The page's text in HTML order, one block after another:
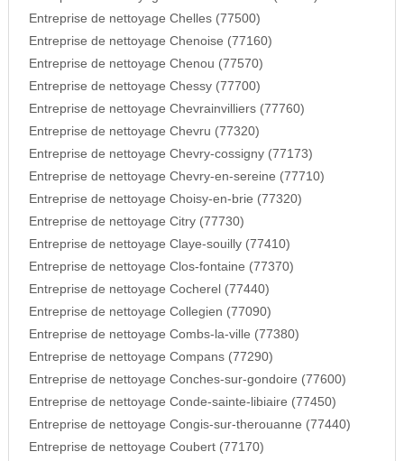
Entreprise de nettoyage Chelles (77500)
Entreprise de nettoyage Chenoise (77160)
Entreprise de nettoyage Chenou (77570)
Entreprise de nettoyage Chessy (77700)
Entreprise de nettoyage Chevrainvilliers (77760)
Entreprise de nettoyage Chevru (77320)
Entreprise de nettoyage Chevry-cossigny (77173)
Entreprise de nettoyage Chevry-en-sereine (77710)
Entreprise de nettoyage Choisy-en-brie (77320)
Entreprise de nettoyage Citry (77730)
Entreprise de nettoyage Claye-souilly (77410)
Entreprise de nettoyage Clos-fontaine (77370)
Entreprise de nettoyage Cocherel (77440)
Entreprise de nettoyage Collegien (77090)
Entreprise de nettoyage Combs-la-ville (77380)
Entreprise de nettoyage Compans (77290)
Entreprise de nettoyage Conches-sur-gondoire (77600)
Entreprise de nettoyage Conde-sainte-libiaire (77450)
Entreprise de nettoyage Congis-sur-therouanne (77440)
Entreprise de nettoyage Coubert (77170)